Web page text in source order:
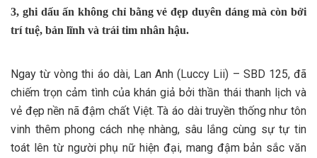
3, ghi dấu ấn không chỉ bằng vẻ đẹp duyên dáng mà còn bởi
trí tuệ, bản lĩnh và trái tim nhân hậu.
Ngay từ vòng thi áo dài, Lan Anh (Luccy Lii) – SBD 125, đã
chiếm trọn cảm tình của khán giả bởi thần thái thanh lịch và
vẻ đẹp nền nã đậm chất Việt. Tà áo dài truyền thống như tôn
vinh thêm phong cách nhẹ nhàng, sâu lắng cùng sự tự tin
toát lên từ người phụ nữ hiện đại, mang đậm bản sắc văn